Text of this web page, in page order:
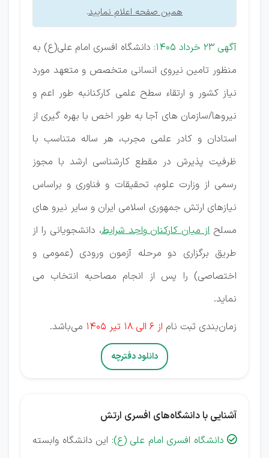
همین صفحه اعلام نمایید.
آگهی 23 خرداد 1405:
دانشگاه افسری امام علی(ع) به
منظور تامین نیروی انسانی متخصص و متعهد مورد
نیاز کشور و ارتقاء سطح علمی کارکنانبه طور اعم و
نیروها/سازمان های آجا به طور اخص با بهره گیری از
استادان و کادر علمی مجرب، هر ساله متناسب با
ظرفیت پذیرش در مقطع کارشناسی ارشد با مجوز
رسمی از وزارت علوم، تحقیقات و فناوری و براساس
نیازهای ارتش جمهوری اسلامی ایران و سایر نیرو های
مسلحاز میان کارکنان واجد شرایط، دانشجویانی را از
طریق برگزاری دو مرحله آزمون ورودی (عمومی و
اختصاصی) را پس از انجام مصاحبه انتخاب می
نماید.
زمان‌بندی ثبت نام از 6 الی 18 تیر 1405 می‌باشد.
دانلود دفترچه
آشنایی با دانشگاه‌های افسری ارتش
 دانشگاه افسری امام علی (ع): این دانشگاه وابسته